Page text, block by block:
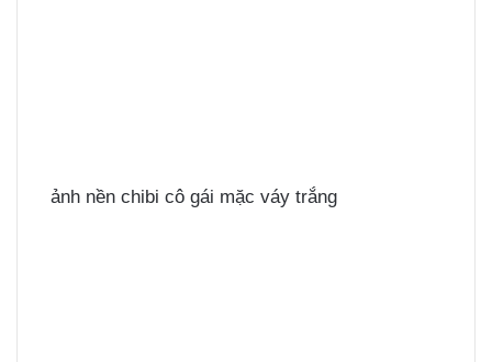
ảnh nền chibi cô gái mặc váy trắng